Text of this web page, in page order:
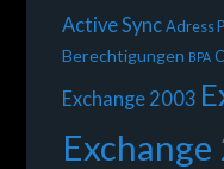
Active Sync Adress
Berechtigungen BPA
Exchange 2003